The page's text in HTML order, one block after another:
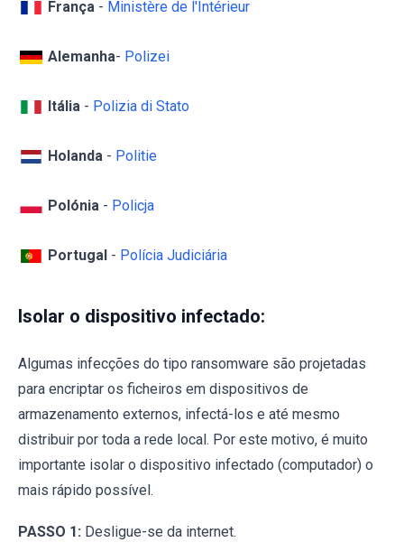
França - Ministère de l'Intérieur
Alemanha- Polizei
Itália - Polizia di Stato
Holanda - Politie
Polónia - Policja
Portugal - Polícia Judiciária
Isolar o dispositivo infectado:
Algumas infecções do tipo ransomware são projetadas
para encriptar os ficheiros em dispositivos de
armazenamento externos, infectá-los e até mesmo
distribuir por toda a rede local. Por este motivo, é muito
importante isolar o dispositivo infectado (computador) o
mais rápido possível.
PASSO 1: Desligue-se da internet.